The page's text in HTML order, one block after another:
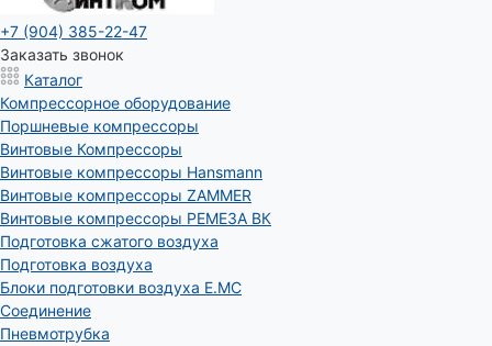
+7 (904) 385-22-47
Заказать звонок
Каталог
Компрессорное оборудование
Поршневые компрессоры
Винтовые Компрессоры
Винтовые компрессоры Hansmann
Винтовые компрессоры ZAMMER
Винтовые компрессоры РЕМЕЗА ВК
Подготовка сжатого воздуха
Подготовка воздуха
Блоки подготовки воздуха E.MC
Соединение
Пневмотрубка